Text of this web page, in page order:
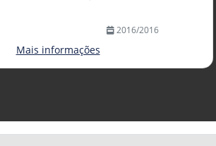
2016/2016
Mais informações